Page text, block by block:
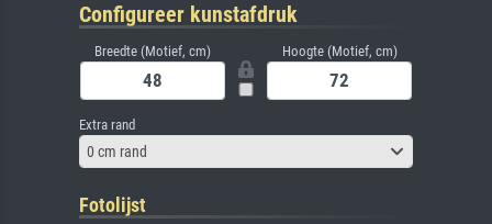
Configureer kunstafdruk
Breedte (Motief, cm) Hoogte (Motief, cm)
Extra rand
0 cm rand
Fotolijst